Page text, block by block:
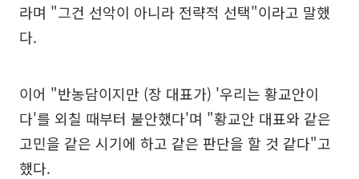
라며 "그건 선악이 아니라 전략적 선택"이라고 말했
다.
이어 "반농담이지만 (장 대표가) '우리는 황교안이
다'를 외칠 때부터 불안했다'며 "황교안 대표와 같은
고민을 같은 시기에 하고 같은 판단을 할 것 같다"고
했다.